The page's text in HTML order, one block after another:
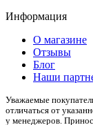
Информация
О магазине
Отзывы
Блог
Наши
Уважаемые
отличаться от
у менеджеров.